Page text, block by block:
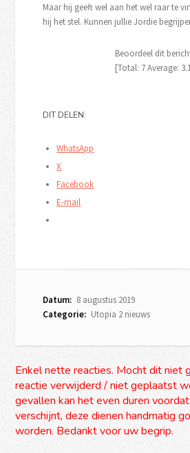
Maar hij geeft wel aan het wel raar te
hij het stel. Kunnen jullie Jordie
Beoordeel dit
[Total: 7Average:
DIT DELEN:
WhatsApp
X
Facebook
E-mail
Datum: 8 augustus 2019
Categorie: Utopia 2 nieuws
Enkel nette reacties. Mocht dit niet
reactie verwijderd / niet geplaatst
gevallen kan het even duren
verschijnt, deze dienen handmatig
worden. Bedankt voor uw begrip.